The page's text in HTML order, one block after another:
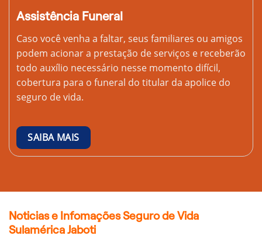
Assistência Funeral
Caso você venha a faltar, seus familiares ou amigos
podem acionar a prestação de serviços e receberão
todo auxílio necessário nesse momento difícil,
cobertura para o funeral do titular da apolice do
seguro de vida.
SAIBA MAIS
Noticias e Infomações Seguro de Vida
Sulamérica Jaboti